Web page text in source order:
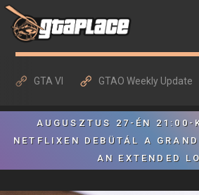
GTA VI GTAO Weekly Update
AUGUSZTUS 27-ÉN 21:00-
NETFLIXEN DEBÜTÁL A
AN EXTENDED